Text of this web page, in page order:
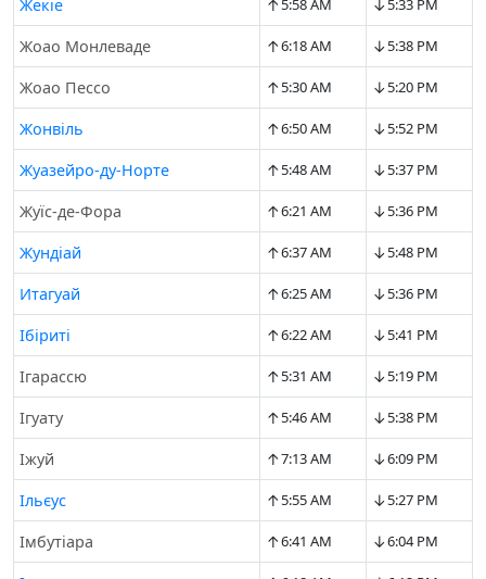
Жекіе ↑5:58 AM ↓5:33 PM
Жоао Монлеваде ↑6:18 AM ↓5:38 PM
Жоао Пессо ↑5:30 AM ↓5:20 PM
Жонвіль ↑6:50 AM ↓5:52 PM
Жуазейро-ду-Норте ↑5:48 AM ↓5:37 PM
Жуїс-де-Фора ↑6:21 AM ↓5:36 PM
Жундіай ↑6:37 AM ↓5:48 PM
Итагуай ↑6:25 AM ↓5:36 PM
Ібіриті ↑6:22 AM ↓5:41 PM
Ігарассю ↑5:31 AM ↓5:19 PM
Ігуату ↑5:46 AM ↓5:38 PM
Іжуй ↑7:13 AM ↓6:09 PM
Ільєус ↑5:55 AM ↓5:27 PM
Імбутіара ↑6:41 AM ↓6:04 PM